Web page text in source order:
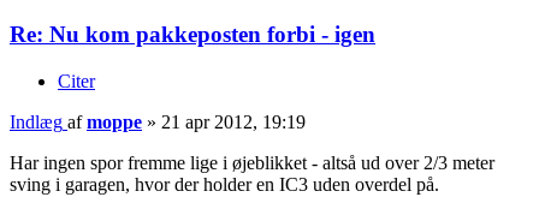
Re: Nu kom pakkeposten forbi - igen
Citer
Indlæg afmoppe » 21 apr 2012, 19:19
Har ingen spor fremme lige i øjeblikket - altså ud over 2/3 meter
sving i garagen, hvor der holder en IC3 uden overdel på.